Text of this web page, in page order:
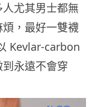
尤其男士都無
，最好一雙襪
Kevlar-carbon
永遠不會穿